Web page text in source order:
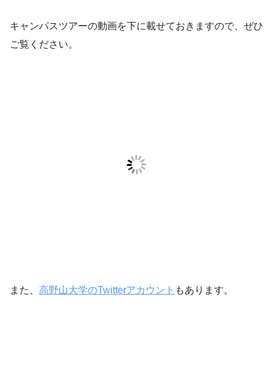
キャンパスツアーの動画を下に載せておきますので、ぜひ
ご覧ください。
また、 高野山大学のTwitterアカウント もあります。